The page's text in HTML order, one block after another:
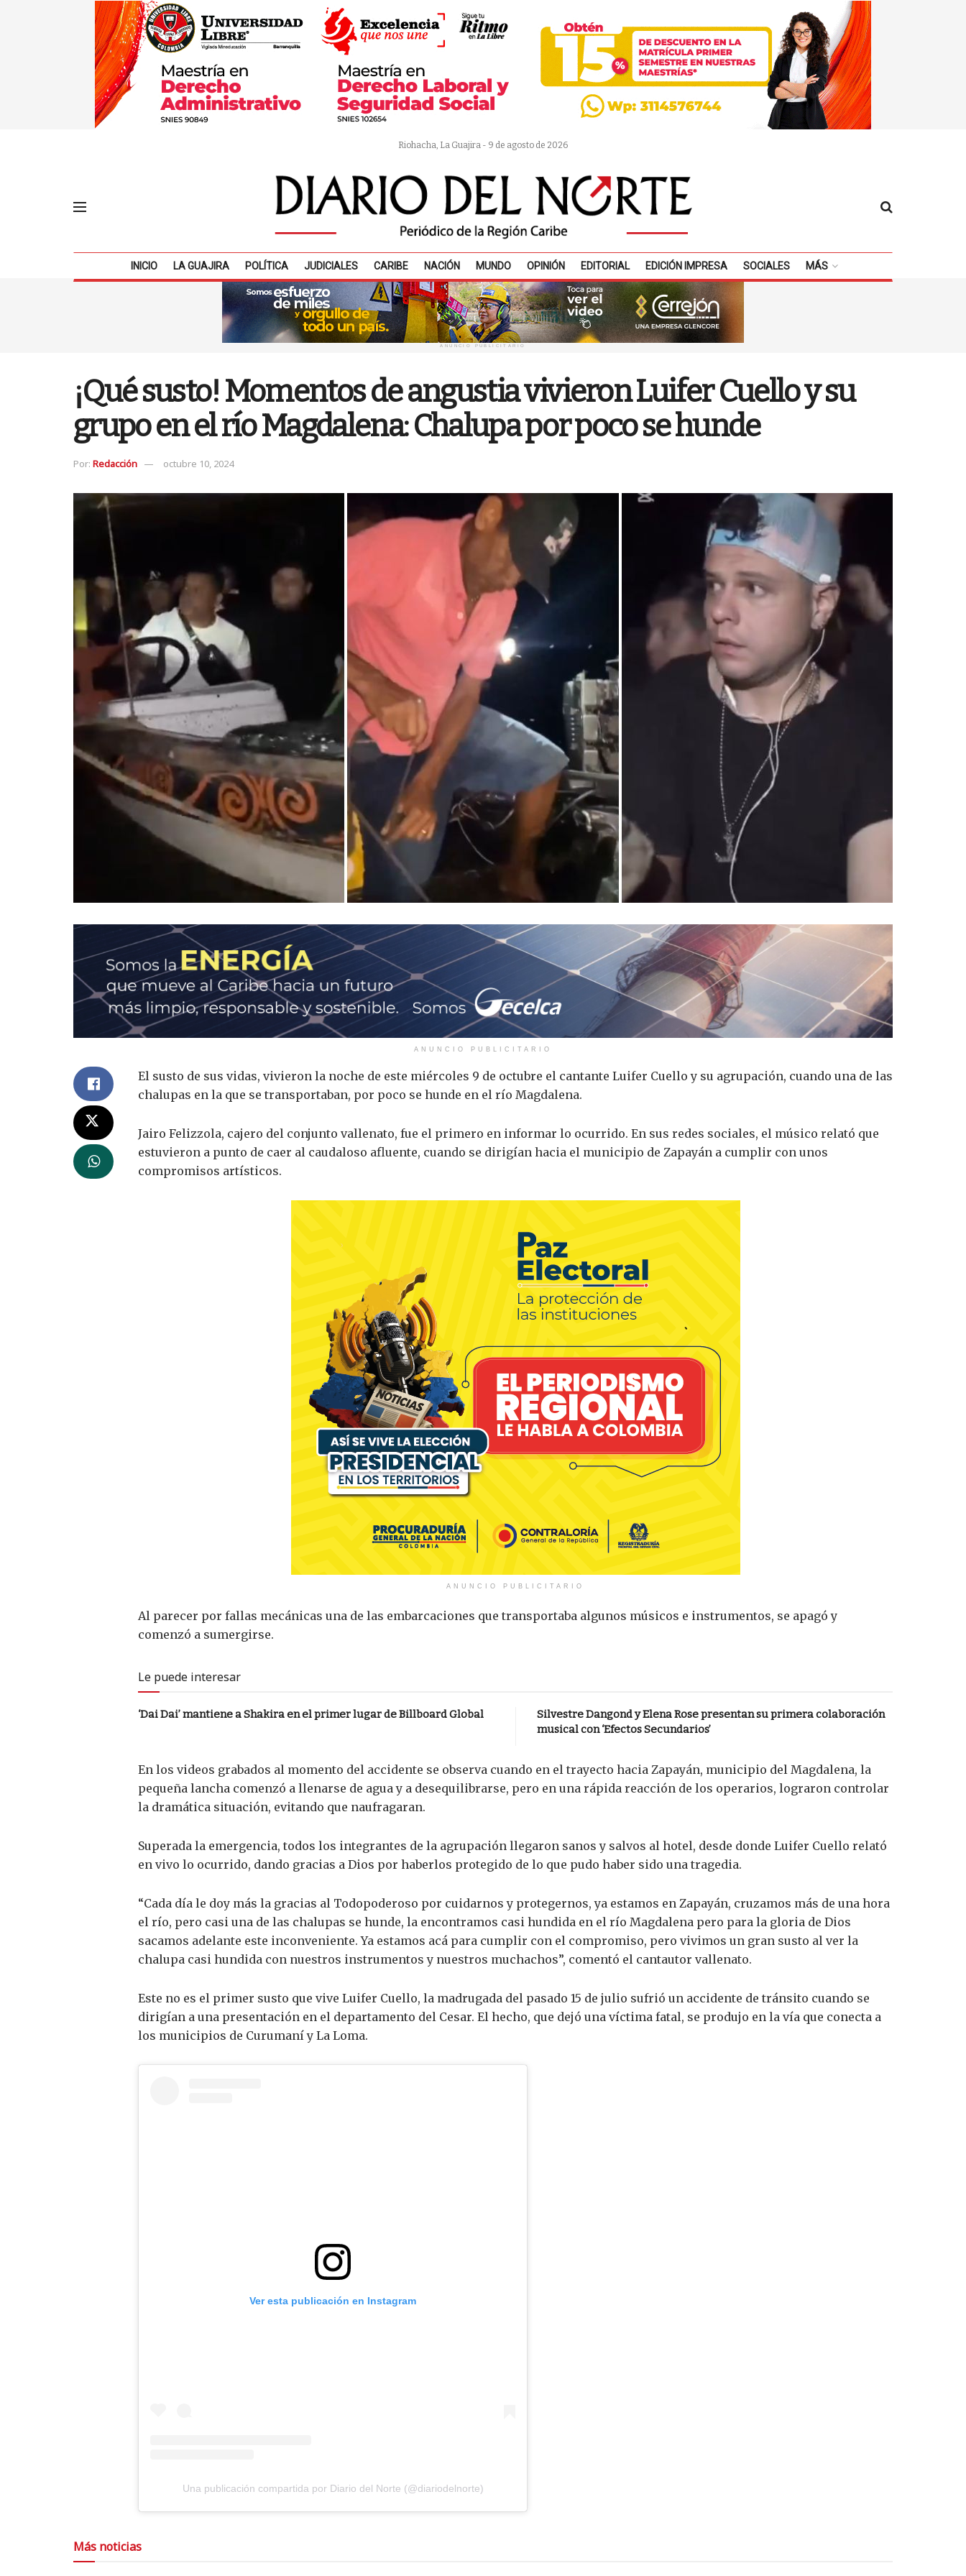
Riohacha, La Guajira - 9 de agosto de 2026
INICIO LA GUAJIRA POLÍTICA JUDICIALES CARIBE NACIÓN MUNDO OPINIÓN EDITORIAL EDICIÓN IMPRESA SOCIALES MÁS
ANUNCIO PUBLICITARIO
¡Qué susto! Momentos de angustia vivieron Luifer Cuello y su
grupo en el río Magdalena: Chalupa por poco se hunde
Por: Redacción octubre 10, 2024
ANUNCIO PUBLICITARIO
El susto de sus vidas, vivieron la noche de este miércoles 9 de octubre el cantante Luifer Cuello y su agrupación, cuando una de las
chalupas en la que se transportaban, por poco se hunde en el río Magdalena.
Jairo Felizzola, cajero del conjunto vallenato, fue el primero en informar lo ocurrido. En sus redes sociales, el músico relató que
estuvieron a punto de caer al caudaloso afluente, cuando se dirigían hacia el municipio de Zapayán a cumplir con unos
compromisos artísticos.
ANUNCIO PUBLICITARIO
Al parecer por fallas mecánicas una de las embarcaciones que transportaba algunos músicos e instrumentos, se apagó y
comenzó a sumergirse.
Le puede interesar
‘Dai Dai’ mantiene a Shakira en el primer lugar de Billboard Global
Silvestre Dangond y Elena Rose presentan su primera colaboración
musical con ‘Efectos Secundarios’
En los videos grabados al momento del accidente se observa cuando en el trayecto hacia Zapayán, municipio del Magdalena, la
pequeña lancha comenzó a llenarse de agua y a desequilibrarse, pero en una rápida reacción de los operarios, lograron controlar
la dramática situación, evitando que naufragaran.
Superada la emergencia, todos los integrantes de la agrupación llegaron sanos y salvos al hotel, desde donde Luifer Cuello relató
en vivo lo ocurrido, dando gracias a Dios por haberlos protegido de lo que pudo haber sido una tragedia.
“Cada día le doy más la gracias al Todopoderoso por cuidarnos y protegernos, ya estamos en Zapayán, cruzamos más de una hora
el río, pero casi una de las chalupas se hunde, la encontramos casi hundida en el río Magdalena pero para la gloria de Dios
sacamos adelante este inconveniente. Ya estamos acá para cumplir con el compromiso, pero vivimos un gran susto al ver la
chalupa casi hundida con nuestros instrumentos y nuestros muchachos”, comentó el cantautor vallenato.
Este no es el primer susto que vive Luifer Cuello, la madrugada del pasado 15 de julio sufrió un accidente de tránsito cuando se
dirigían a una presentación en el departamento del Cesar. El hecho, que dejó una víctima fatal, se produjo en la vía que conecta a
los municipios de Curumaní y La Loma.
Ver esta publicación en Instagram
Una publicación compartida por Diario del Norte (@diariodelnorte)
Más noticias